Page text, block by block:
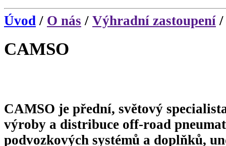
Úvod / O nás / Výhradní zastoupení /
CAMSO
CAMSO je přední, světový
výroby a distribuce off-road
podvozkových systémů a doplňků,